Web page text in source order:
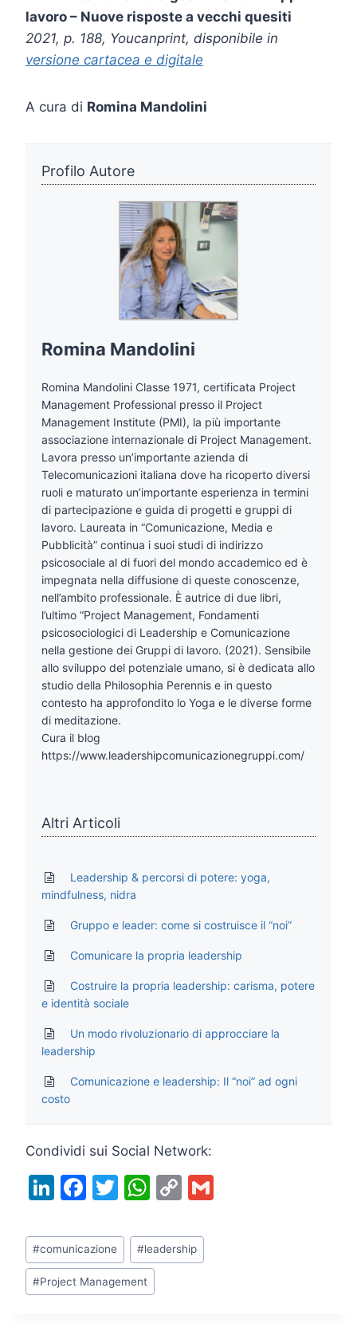
lavoro – Nuove risposte a vecchi quesiti
2021, p. 188, Youcanprint, disponibile in
versione cartacea e digitale
A cura di Romina Mandolini
Profilo Autore
Romina Mandolini
Romina Mandolini Classe 1971, certificata Project
Management Professional presso il Project
Management Institute (PMI), la più importante
associazione internazionale di Project Management.
Lavora presso un’importante azienda di
Telecomunicazioni italiana dove ha ricoperto diversi
ruoli e maturato un’importante esperienza in termini
di partecipazione e guida di progetti e gruppi di
lavoro. Laureata in “Comunicazione, Media e
Pubblicità” continua i suoi studi di indirizzo
psicosociale al di fuori del mondo accademico ed è
impegnata nella diffusione di queste conoscenze,
nell’ambito professionale. È autrice di due libri,
l’ultimo “Project Management, Fondamenti
psicosociologici di Leadership e Comunicazione
nella gestione dei Gruppi di lavoro. (2021). Sensibile
allo sviluppo del potenziale umano, si è dedicata allo
studio della Philosophia Perennis e in questo
contesto ha approfondito lo Yoga e le diverse forme
di meditazione.
Cura il blog
https://www.leadershipcomunicazionegruppi.com/
Altri Articoli
Leadership & percorsi di potere: yoga,
mindfulness, nidra
Gruppo e leader: come si costruisce il “noi”
Comunicare la propria leadership
Costruire la propria leadership: carisma, potere
e identità sociale
Un modo rivoluzionario di approcciare la
leadership
Comunicazione e leadership: Il “noi” ad ogni
costo
Condividi sui Social Network:
Li
k
e
dI
F
c
e
b
T
itt
er
W
at
s
A
C
p
y
Tag
articolo:
#comunicazione #leadership
#Project Management